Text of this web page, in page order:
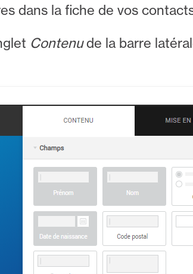
dans la fiche de vos
Contenude la barre